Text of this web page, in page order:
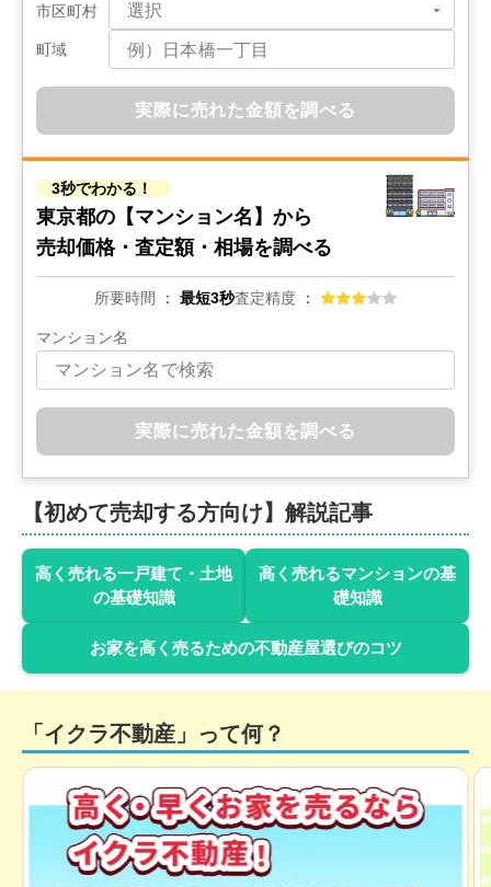
市区町村
町域
実際に売れた金額を調べる
3秒でわかる！
東京都の 【マンション名】から
売却価格・査定額・相場を調べる
所要時間 最短3秒査定精度
マンション名
実際に売れた金額を調べる
【初めて売却する方向け】解説記事
高く売れる一戸建て・土地
の基礎知識
高く売れるマンションの基
礎知識
お家を高く売るための不動産屋選びのコツ
「イクラ不動産」って何？